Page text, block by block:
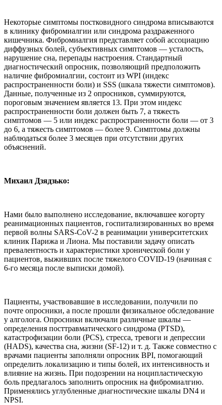
Некоторые симптомы постковидного синдрома вписываются
в клинику фибромиалгии или синдрома раздраженного
кишечника. Фибромиалгия представляет собой ассоциацию
диффузных болей, субъективных симптомов — усталость,
нарушение сна, перепады настроения. Стандартный
диагностический опросник, позволяющий предположить
наличие фибромиалгии, состоит из WPI (индекс
распространенности боли) и SSS (шкала тяжести симптомов).
Данные, полученные из 2 опросников, суммируются,
пороговым значением является 13. При этом индекс
распространенности боли должен быть 7, а тяжесть
симптомов — 5 или индекс распространенности боли — от 3
до 6, а тяжесть симптомов — более 9. Симптомы должны
наблюдаться более 3 месяцев при отсутствии других
объяснений.
Михаил Дзядзько:
Нами было выполнено исследование, включавшее когорту
реанимационных пациентов, госпитализированных во время
первой волны SARS-CoV-2 в реанимации университетских
клиник Парижа и Лиона. Мы поставили задачу описать
превалентность и характеристики хронической боли у
пациентов, выживших после тяжелого COVID-19 (начиная с
6-го месяца после выписки домой).
Пациенты, участвовавшие в исследовании, получили по
почте опросники, а после прошли физикальное обследование
у алголога. Опросники включали различные шкалы —
определения посттравматического синдрома (PTSD),
катастрофизации боли (PCS), стресса, тревоги и депрессии
(HADS), качества сна, жизни (SF-12) и т. д. Также совместно с
врачами пациенты заполняли опросник BPI, помогающий
определить локализацию и типы болей, их интенсивность и
влияние на жизнь. При подозрении на ноципластическую
боль предлагалось заполнить опросник на фибромиалгию.
Применялись углубленные диагностические шкалы DN4 и
NPSI.